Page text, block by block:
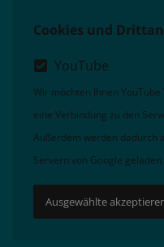
Cookies und
YouTube
Wir möchten Ihnen
eine Verbindung zu den
Außerdem werden dadurch
Servern von Google geladen.
Ausgewählte